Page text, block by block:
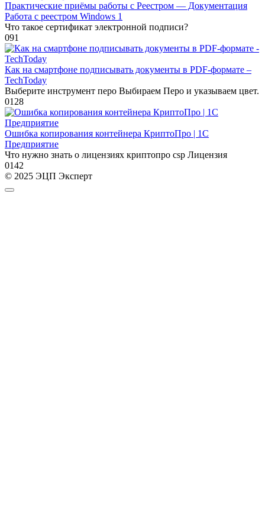
Практические приёмы работы с Реестром — Документация
Работа с реестром Windows 1
Что такое сертификат электронной подписи?
091
Как на смартфоне подписывать документы в PDF-формате –
TechToday
Выберите инструмент перо Выбираем Перо и указываем цвет.
0128
Ошибка копирования контейнера КриптоПро | 1С
Предприятие
Что нужно знать о лицензиях криптопро csp Лицензия
0142
© 2025 ЭЦП Эксперт